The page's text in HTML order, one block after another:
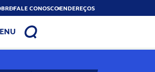
FALE CONOSCOENDEREÇOS